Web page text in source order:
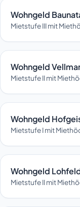
Wohngeld
Mietstufe III mit
Wohngeld
Mietstufe II mit
Wohngeld
Mietstufe I mit
Wohngeld
Mietstufe II mit